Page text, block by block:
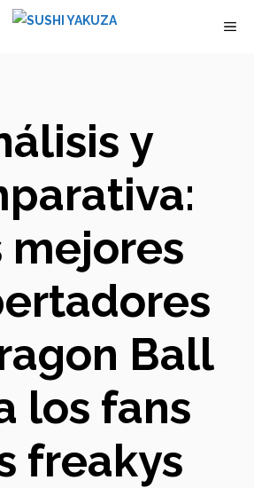
y
mejores
Ball
los fans
freakys